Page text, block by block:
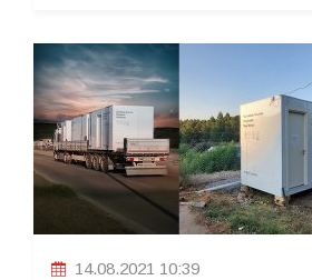
14.08.2021 10:39